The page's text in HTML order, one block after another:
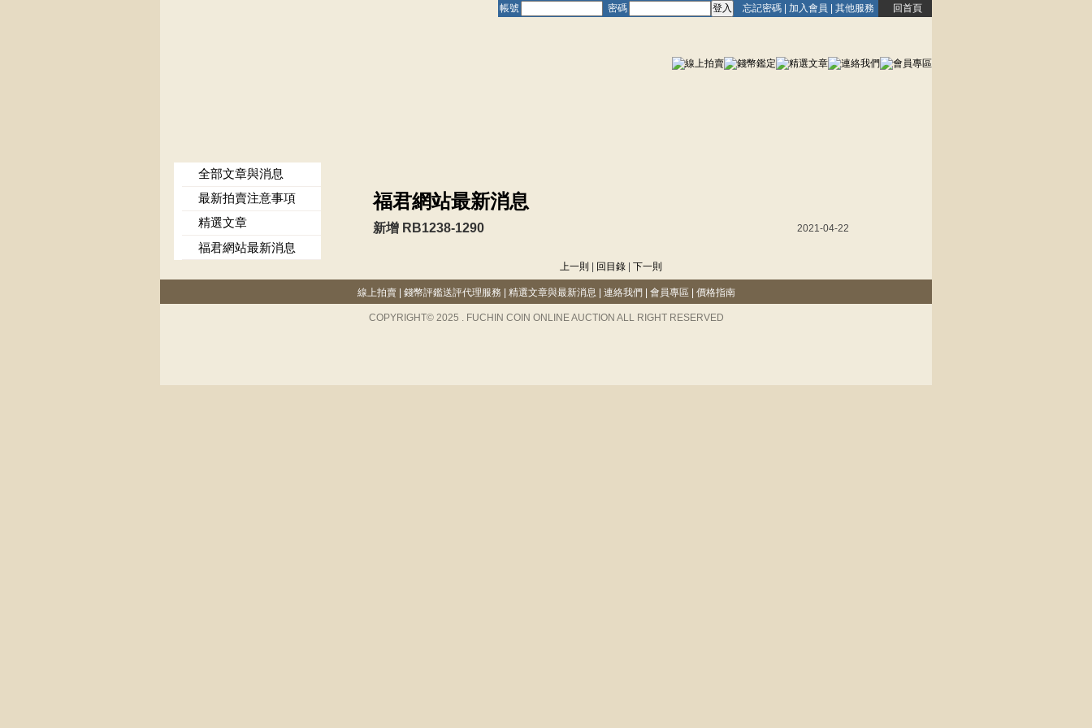
帳號 密碼 忘記密碼 加入會員 其他服務 回首頁
福君網站最新消息
新增 RB1238-1290 2021-04-22
上一則 回目錄 下一則
全部文章與消息
最新拍賣注意事項
精選文章
福君網站最新消息
線上拍賣| 錢幣評鑑送評代理服務 精選文章與最新消息 連絡我們 會員專區 價格指南
COPYRIGHT© 2025 . FUCHIN COIN ONLINE AUCTION ALL RIGHT RESERVED